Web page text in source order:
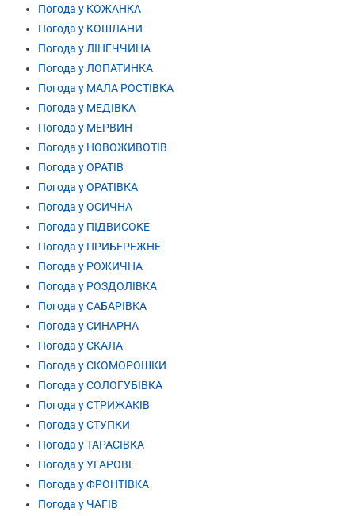
Погода у КОЖАНКА
Погода у КОШЛАНИ
Погода у ЛІНЕЧЧИНА
Погода у ЛОПАТИНКА
Погода у МАЛА РОСТІВКА
Погода у МЕДІВКА
Погода у МЕРВИН
Погода у НОВОЖИВОТІВ
Погода у ОРАТІВ
Погода у ОРАТІВКА
Погода у ОСИЧНА
Погода у ПІДВИСОКЕ
Погода у ПРИБЕРЕЖНЕ
Погода у РОЖИЧНА
Погода у РОЗДОЛІВКА
Погода у САБАРІВКА
Погода у СИНАРНА
Погода у СКАЛА
Погода у СКОМОРОШКИ
Погода у СОЛОГУБІВКА
Погода у СТРИЖАКІВ
Погода у СТУПКИ
Погода у ТАРАСІВКА
Погода у УГАРОВЕ
Погода у ФРОНТІВКА
Погода у ЧАГІВ